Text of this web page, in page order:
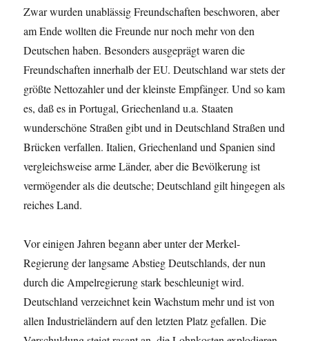
Zwar wurden unablässig Freundschaften beschworen, aber
am Ende wollten die Freunde nur noch mehr von den
Deutschen haben. Besonders ausgeprägt waren die
Freundschaften innerhalb der EU. Deutschland war stets der
größte Nettozahler und der kleinste Empfänger. Und so kam
es, daß es in Portugal, Griechenland u.a. Staaten
wunderschöne Straßen gibt und in Deutschland Straßen und
Brücken verfallen. Italien, Griechenland und Spanien sind
vergleichsweise arme Länder, aber die Bevölkerung ist
vermögender als die deutsche; Deutschland gilt hingegen als
reiches Land.
Vor einigen Jahren begann aber unter der Merkel-
Regierung der langsame Abstieg Deutschlands, der nun
durch die Ampelregierung stark beschleunigt wird.
Deutschland verzeichnet kein Wachstum mehr und ist von
allen Industrieländern auf den letzten Platz gefallen. Die